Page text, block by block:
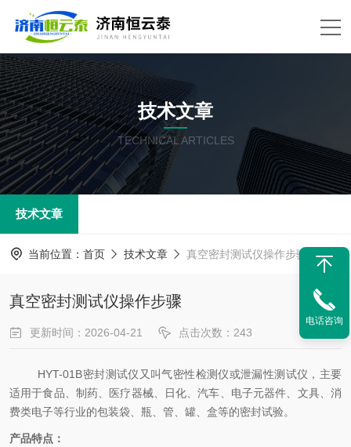
技术文章
TECHNICAL ARTICLES
技术文章
当前位置： 首页 技术文章 真空密封测试仪操作步骤
真空密封测试仪操作步骤
更新时间：2026-04-21 点击次数：243
HYT-01B密封测试仪又叫气密性检测仪或泄漏性测试仪，主要
适用于食品、制药、医疗器械、日化、汽车、电子元器件、文具、消
费类电子等行业的包装袋、瓶、管、罐、盒等的密封试验。
产品特点：
电话咨询